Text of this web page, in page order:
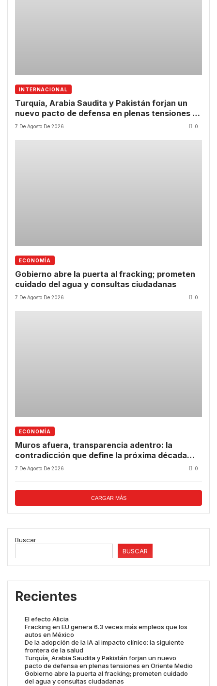
INTERNACIONAL
Turquía, Arabia Saudita y Pakistán forjan un
nuevo pacto de defensa en plenas tensiones en
Oriente Medio
7 De Agosto De 2026 0
ECONOMÍA
Gobierno abre la puerta al fracking; prometen
cuidado del agua y consultas ciudadanas
7 De Agosto De 2026 0
ECONOMÍA
Muros afuera, transparencia adentro: la
contradicción que define la próxima década
tecnológica
7 De Agosto De 2026 0
CARGAR MÁS
Buscar
BUSCAR
Recientes
El efecto Alicia
Fracking en EU genera 6.3 veces más empleos que los
autos en México
De la adopción de la IA al impacto clínico: la siguiente
frontera de la salud
Turquía, Arabia Saudita y Pakistán forjan un nuevo
pacto de defensa en plenas tensiones en Oriente Medio
Gobierno abre la puerta al fracking; prometen cuidado
del agua y consultas ciudadanas